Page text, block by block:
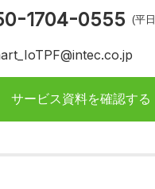
1704-0555 (平
サービス資料を確認する